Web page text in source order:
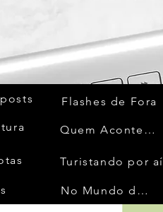
Flashes de Fora
Quem Acontece
Turistando por aí
No Mundo da Moda